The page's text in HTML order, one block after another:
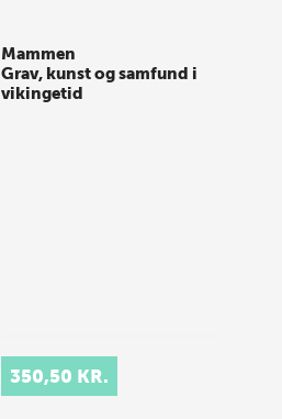
Mammen
Grav, kunst og samfund i
vikingetid
350,50 KR.